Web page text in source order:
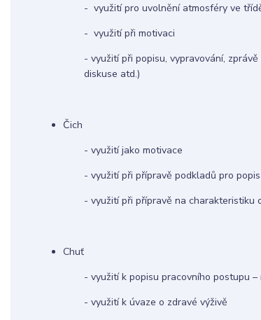
- využití pro uvolnění atmosféry ve
- využití při motivaci
- využití při popisu, vypravování,
diskuse atd.)
Čich
- využití jako motivace
- využití při přípravě podkladů pro
- využití při přípravě na charakteristiku
Chuť
- využití k popisu pracovního postupu –
- využití k úvaze o zdravé výživě